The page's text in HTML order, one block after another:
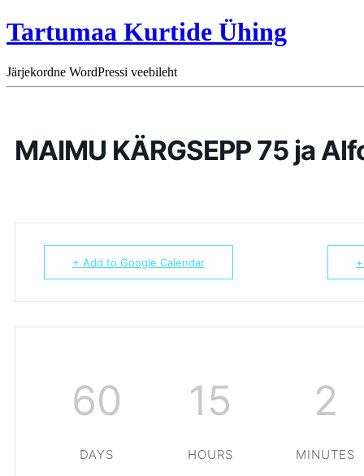
Tartumaa Kurtide Ühing
Järjekordne WordPressi veebileht
MAIMU KÄRGSEPP 75 ja
+ Add to Google Calendar
60
DAYS
15
HOURS
2
MINUTES